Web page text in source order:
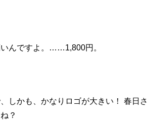
んですよ。……1,800円。
しかも、かなりロゴが大きい！ 春日
？